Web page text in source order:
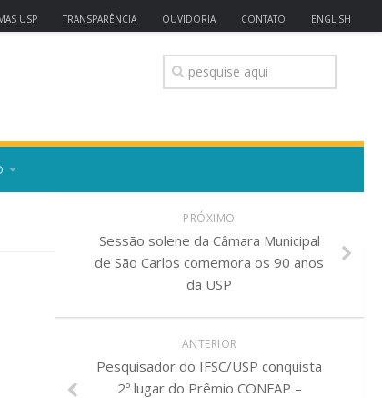
USP TRANSPARÊNCIA OUVIDORIA CONTATO ENGLISH
PRÓXIMO
Sessão solene da Câmara Municipal
de São Carlos comemora os 90 anos
da USP
ANTERIOR
Pesquisador do IFSC/USP conquista
2º lugar do Prêmio CONFAP –